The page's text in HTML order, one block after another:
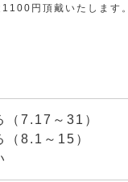
円頂戴いたします。
7.17～31）
8.1～15）